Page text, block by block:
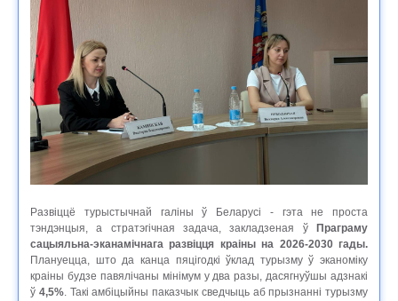
Развіццё турыстычнай галіны ў Беларусі - гэта не проста
тэндэнцыя, а стратэгічная задача, закладзеная ў
Праграму
сацыяльна-эканамічнага развіцця краіны на 2026-2030 гады.
Плануецца, што да канца пяцігодкі ўклад турызму ў эканоміку
краіны будзе павялічаны мінімум у два разы, дасягнуўшы адзнакі
ў 4,5%. Такі амбіцыйны паказчык сведчыць аб прызнанні турызму